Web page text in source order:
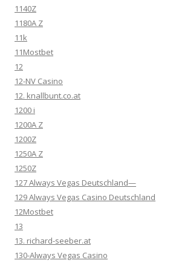
1140Z
1180A Z
11k
11Mostbet
12
12-NV Casino
12. knallbunt.co.at
1200 i
1200A Z
1200Z
1250A Z
1250Z
127 Always Vegas Deutschland—
129 Always Vegas Casino Deutschland
12Mostbet
13
13. richard-seeber.at
130-Always Vegas Casino